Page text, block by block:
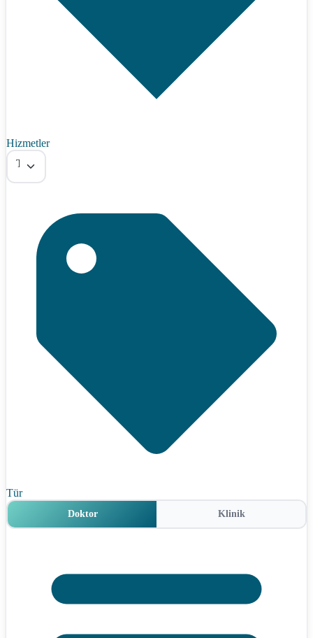
Hizmetler
Tümü
Tür
Doktor Klinik